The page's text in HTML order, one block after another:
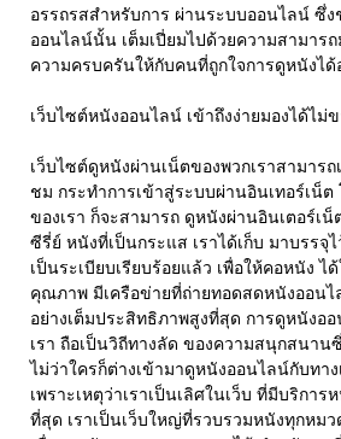
อรรถรสสำหรับการ ผ่านระบบออนไลน์ ซึ่ง
ออนไลน์นั้น เต็มเปี่ยมไปด้วยความสามาร
ความครบครันให้กับคนที่ถูกใจการดูหนังได้
เว็บไซต์หนังออนไลน์ เข้าถึงง่ายมองได้ไ
เว็บไซต์ดูหนังผ่านเน็ตของพวกเราสามารถ
ชม กระทำการเข้าสู่ระบบผ่านอินเทอร์เน็ต
ของเรา ก็จะสามารถ ดูหนังผ่านอินเตอร์เ
ซีรี่ย์ หนังที่เป็นกระแส เราได้เก็บ มาบรรจุ
เป็นระเบียบเรียบร้อยแล้ว เพื่อให้คอหนัง ไ
คุณภาพ มีเครือข่ายที่ถ่ายทอดสดหนังออน
อย่างเต็มประสิทธิภาพสูงที่สุด การดูหนังอ
เรา ถือเป็นวิถีทางลัด ของความสนุกสนาน
ไม่ว่าใครก็ต่างเข้ามาดูหนังออนไลน์กับทาง
เพราะเหตุว่าเราเป็นเลิศในเว็บ ที่มีบริกา
ที่สุด เราเป็นเว็บใหญ่ที่รวบรวมหนังทุกหมว